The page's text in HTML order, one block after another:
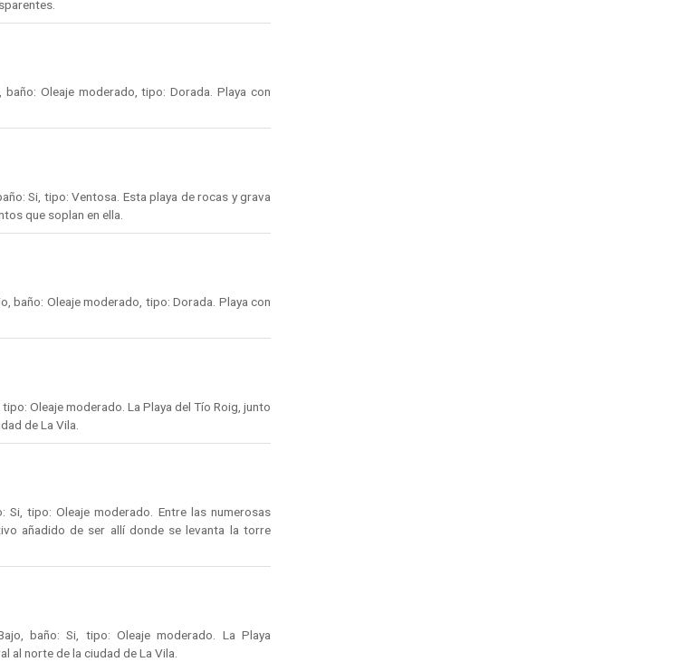
Oleaje moderado, tipo: Dorada. Playa con
Si, tipo: Ventosa. Esta playa de rocas y grava
que soplan en ella.
baño: Oleaje moderado, tipo: Dorada. Playa con
Oleaje moderado. La Playa del Tío Roig, junto
de La Vila.
tipo: Oleaje moderado. Entre las numerosas
añadido de ser allí donde se levanta la torre
baño: Si, tipo: Oleaje moderado. La Playa
al norte de la ciudad de La Vila.